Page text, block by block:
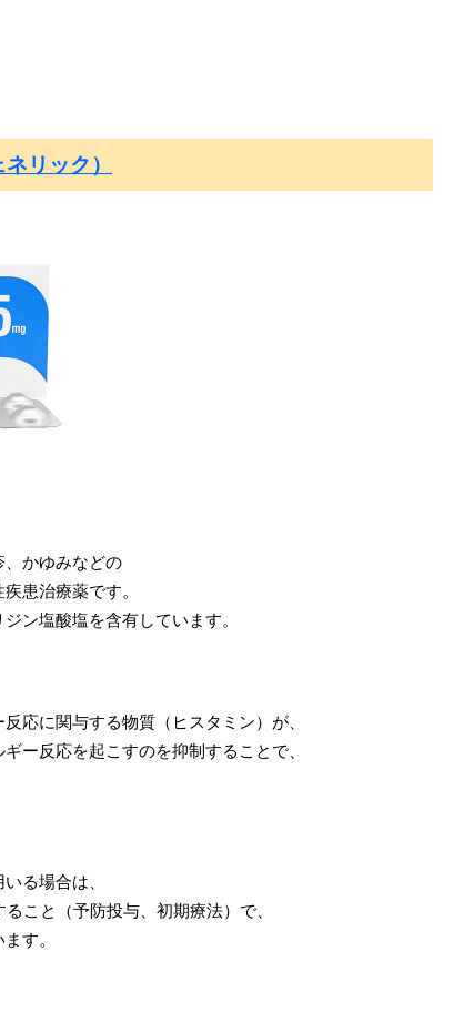
リック）
、かゆみなどの
患治療薬です。
ン塩酸塩を含有しています。
応に関与する物質（ヒスタミン）が、
ー反応を起こすのを抑制することで、
る場合は、
こと（予防投与、初期療法）で、
す。